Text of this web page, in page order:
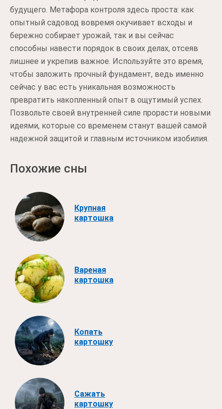
будущего. Метафора контроля здесь проста: как
опытный садовод вовремя окучивает всходы и
бережно собирает урожай, так и вы сейчас
способны навести порядок в своих делах, отсеяв
лишнее и укрепив важное. Используйте это время,
чтобы заложить прочный фундамент, ведь именно
сейчас у вас есть уникальная возможность
превратить накопленный опыт в ощутимый успех.
Позвольте своей внутренней силе прорасти новыми
идеями, которые со временем станут вашей самой
надежной защитой и главным источником изобилия.
Похожие сны
Крупная
картошка
Вареная
картошка
Копать
картошку
Сажать
картошку